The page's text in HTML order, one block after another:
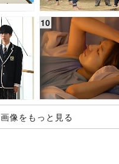
画像をもっと見る